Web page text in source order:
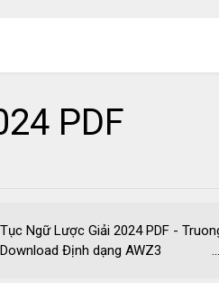
PDF
Tục Ngữ Lược Giải 2024 PDF -
Download Định dạng AWZ3 ...